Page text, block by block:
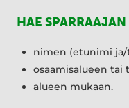
HAE
nimen (etunimi
osaamisalueen tai
alueen mukaan.